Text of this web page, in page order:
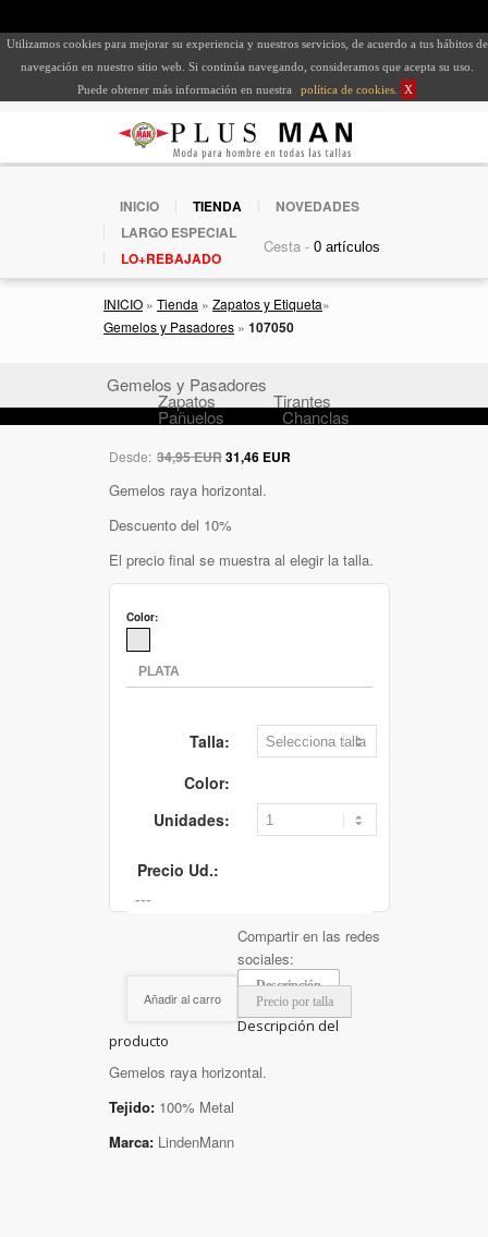
Utilizamos cookies para mejorar su experiencia y nuestros servicios, de acuerdo a tus hábitos de
navegación en nuestro sitio web. Si continúa navegando, consideramos que acepta su uso.
Puede obtener más información en nuestra
política de cookies X
INICIO TIENDA
NOVEDADES
LARGO ESPECIAL
LO+REBAJADO
Cesta -
INICIO » Tienda » Zapatos y Etiqueta»
Gemelos y Pasadores » 107050
Gemelos y Pasadores
Zapatos Tirantes
Pañuelos Chanclas
Desde: 34,95 EUR31,46 EUR
Gemelos raya horizontal.
Descuento del 10%
El precio final se muestra al elegir la talla.
Color:
Talla:
Color:
Unidades:
Precio Ud.:
Añadir al carro
Compartir en las redes
sociales:
Descripción
Precio por talla
Descripción del
producto
Gemelos raya horizontal.
Tejido: 100% Metal
Marca: LindenMann